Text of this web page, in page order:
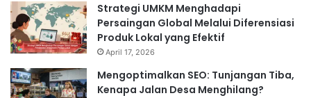
Strategi UMKM Menghadapi
Persaingan Global Melalui Diferensiasi
Produk Lokal yang Efektif
April 17, 2026
Mengoptimalkan SEO: Tunjangan Tiba,
Kenapa Jalan Desa Menghilang?